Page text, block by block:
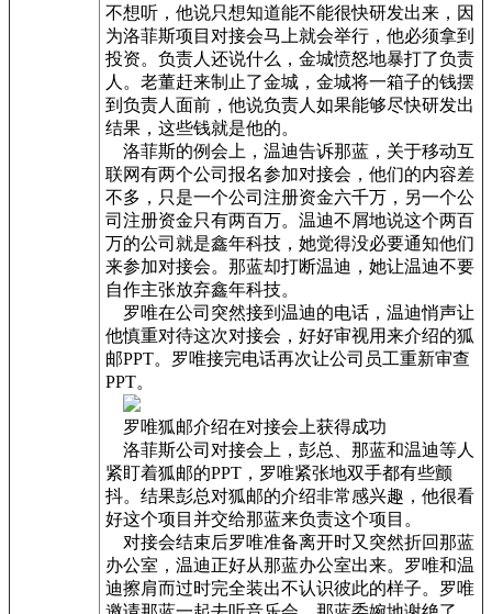
不想听，他说只想知道能不能很快研发出来，因
为洛菲斯项目对接会马上就会举行，他必须拿到
投资。负责人还说什么，金城愤怒地暴打了负责
人。老董赶来制止了金城，金城将一箱子的钱摆
到负责人面前，他说负责人如果能够尽快研发出
结果，这些钱就是他的。
洛菲斯的例会上，温迪告诉那蓝，关于移动互
联网有两个公司报名参加对接会，他们的内容差
不多，只是一个公司注册资金六千万，另一个公
司注册资金只有两百万。温迪不屑地说这个两百
万的公司就是鑫年科技，她觉得没必要通知他们
来参加对接会。那蓝却打断温迪，她让温迪不要
自作主张放弃鑫年科技。
罗唯在公司突然接到温迪的电话，温迪悄声让
他慎重对待这次对接会，好好审视用来介绍的狐
邮PPT。罗唯接完电话再次让公司员工重新审查
PPT。
罗唯狐邮介绍在对接会上获得成功
洛菲斯公司对接会上，彭总、那蓝和温迪等人
紧盯着狐邮的PPT，罗唯紧张地双手都有些颤
抖。结果彭总对狐邮的介绍非常感兴趣，他很看
好这个项目并交给那蓝来负责这个项目。
对接会结束后罗唯准备离开时又突然折回那蓝
办公室，温迪正好从那蓝办公室出来。罗唯和温
迪擦肩而过时完全装出不认识彼此的样子。罗唯